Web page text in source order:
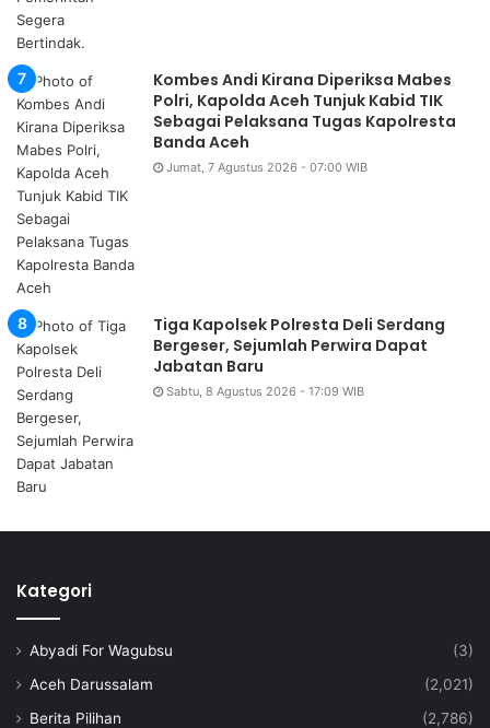
Kombes Andi Kirana Diperiksa Mabes
Polri, Kapolda Aceh Tunjuk Kabid TIK
Sebagai Pelaksana Tugas Kapolresta
Banda Aceh
Jumat, 7 Agustus 2026 - 07:00 WIB
Tiga Kapolsek Polresta Deli Serdang
Bergeser, Sejumlah Perwira Dapat
Jabatan Baru
Sabtu, 8 Agustus 2026 - 17:09 WIB
Kategori
Abyadi For Wagubsu
(3)
Aceh Darussalam
(2,021)
Berita Pilihan
(2,786)